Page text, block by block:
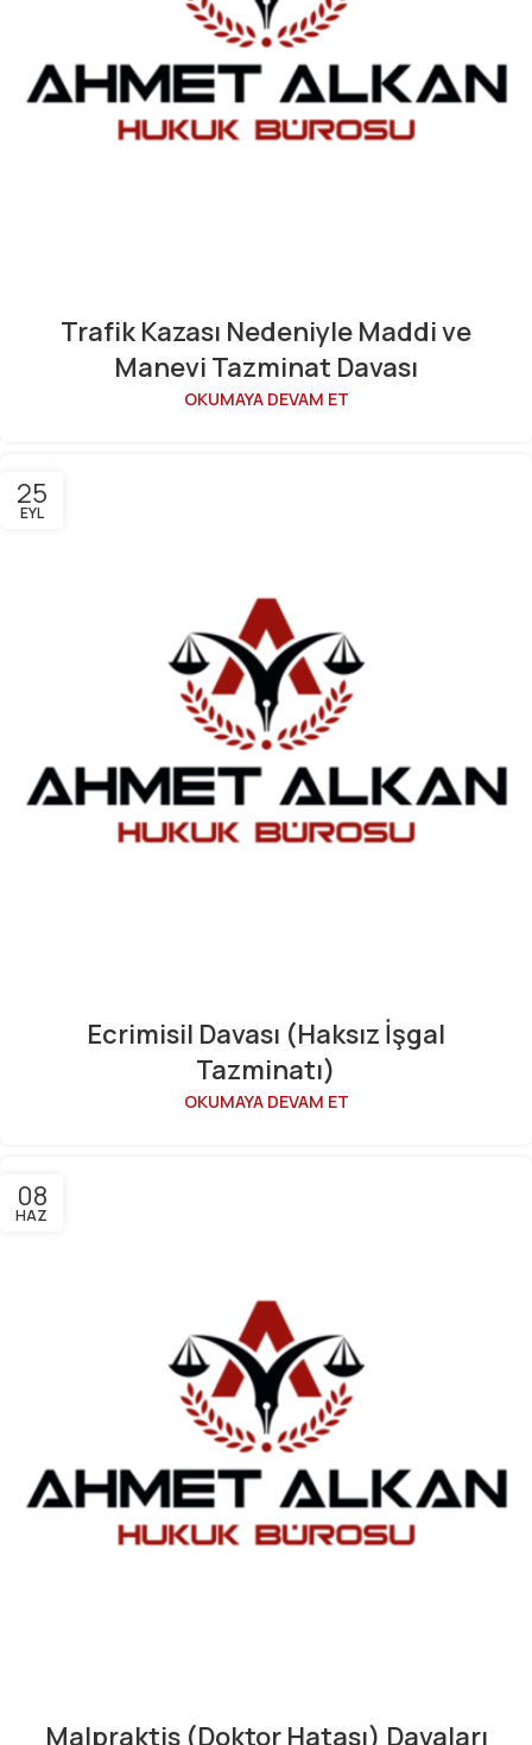
Trafik Kazası Nedeniyle Maddi ve
Manevi Tazminat Davası
OKUMAYA DEVAM ET
25
EYL
Ecrimisil Davası (Haksız İşgal
Tazminatı)
OKUMAYA DEVAM ET
08
HAZ
Malpraktis (Doktor Hatası) Davaları